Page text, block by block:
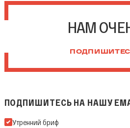
НАМ
ПОДПИШИТЕСЬ НА НАШУ
Подпишитесь на нашу Email-рассылку
Утренний бриф